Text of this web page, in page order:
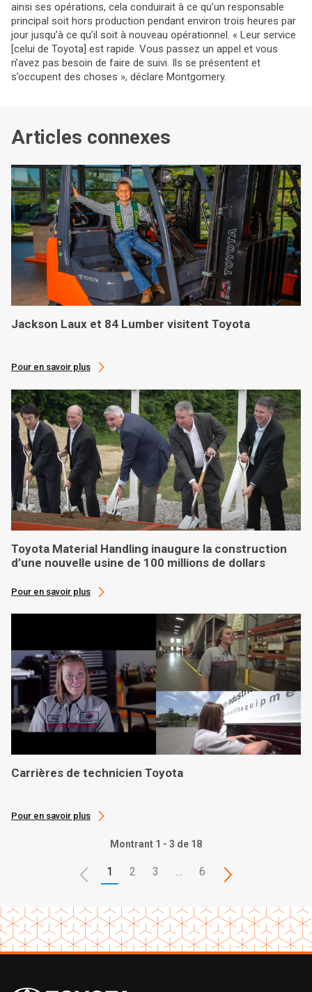
ainsi ses opérations, cela conduirait à ce qu’un responsable
principal soit hors production pendant environ trois heures par
jour jusqu’à ce qu’il soit à nouveau opérationnel. « Leur service
[celui de Toyota] est rapide. Vous passez un appel et vous
n’avez pas besoin de faire de suivi. Ils se présentent et
s’occupent des choses », déclare Montgomery.
Articles connexes
Jackson Laux et 84 Lumber visitent Toyota
Pour en savoir plus
Toyota Material Handling inaugure la construction
d’une nouvelle usine de 100 millions de dollars
Pour en savoir plus
Carrières de technicien Toyota
Pour en savoir plus
Montrant 1 - 3 de 18
1 2 3 … 6